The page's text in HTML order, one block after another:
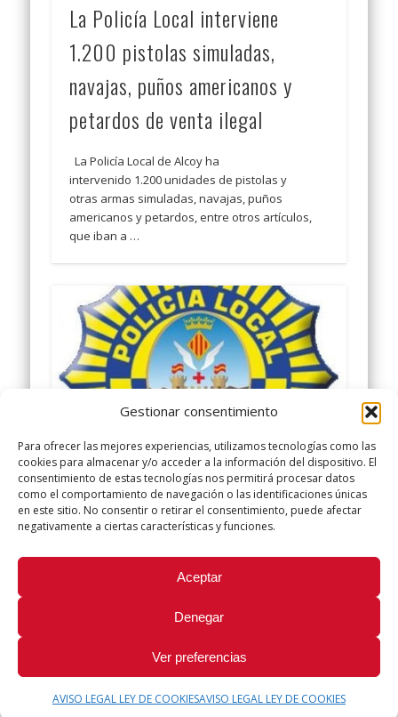
Gestionar consentimiento
Para ofrecer las mejores experiencias, utilizamos tecnologías como las
cookies para almacenar y/o acceder a la información del dispositivo. El
consentimiento de estas tecnologías nos permitirá procesar datos
como el comportamiento de navegación o las identificaciones únicas
en este sitio. No consentir o retirar el consentimiento, puede afectar
negativamente a ciertas características y funciones.
Aceptar
Denegar
Ver preferencias
AVISO LEGAL LEY DE COOKIESAVISO LEGAL LEY DE COOKIES
La Policía Local interviene
1.200 pistolas simuladas,
navajas, puños americanos y
petardos de venta ilegal
La Policía Local de Alcoy ha
intervenido 1.200 unidades de pistolas y
otras armas simuladas, navajas, puños
americanos y petardos, entre otros artículos,
que iban a …
Catorce nuevos agentes para la
Policía Local
Catorce nuevos agentes para la Policía Local El
plazas negociando con Subdelegación tras la
© 2026 Sindicato Policía Local UGT